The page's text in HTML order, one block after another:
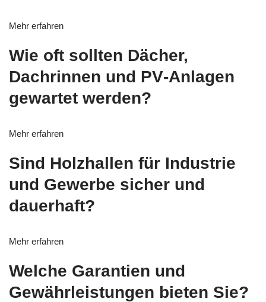
Mehr erfahren
Wie oft sollten Dächer,
Dachrinnen und PV‑Anlagen
gewartet werden?
Mehr erfahren
Sind Holzhallen für Industrie
und Gewerbe sicher und
dauerhaft?
Mehr erfahren
Welche Garantien und
Gewährleistungen bieten Sie?